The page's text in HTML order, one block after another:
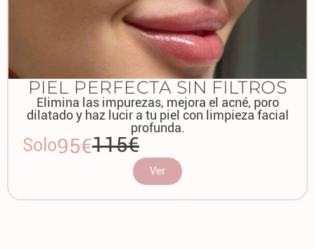
PIEL PERFECTA SIN FILTROS
Elimina las impurezas, mejora el acné, poro
dilatado y haz lucir a tu piel con limpieza facial
profunda.
Solo95€115€
Ver